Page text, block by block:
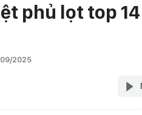
phủ lọt top
2025